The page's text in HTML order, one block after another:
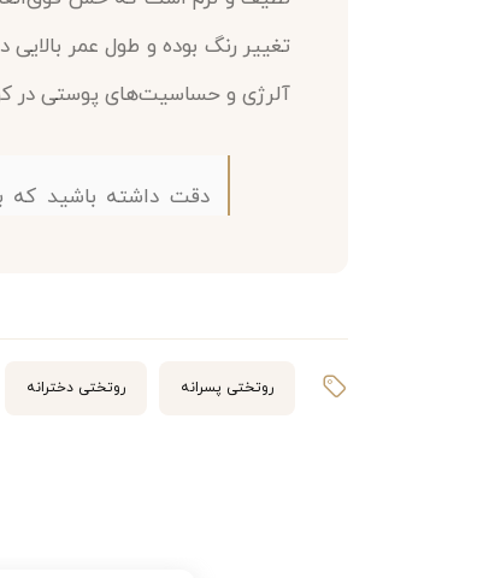
تغییر رنگ بوده و طول عمر
آلرژی و حساسیت‌های پوستی در
دقت داشته باشید که
تکه‌های سرویس 4 تکه طرح رودی:
یک عدد لحاف با ابعاد 160×220 (2±) سانتی‌متر
روتختی پسرانه روتختی دخترانه